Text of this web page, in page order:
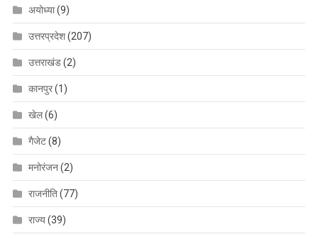
अयोध्या(9)
उत्तरप्रदेश(207)
उत्तराखंड(2)
कानपुर(1)
खेल(6)
गैजेट(8)
मनोरंजन(2)
राजनीति(77)
राज्य(39)